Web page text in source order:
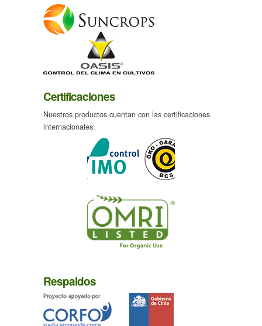
Certificaciones
Nuestros productos cuentan con las certificaciones
internacionales:
Respaldos